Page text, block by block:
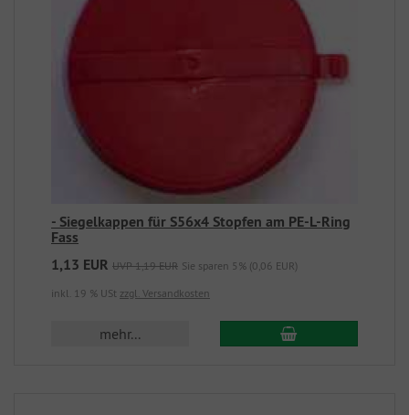
- Siegelkappen für S56x4 Stopfen am PE-L-Ring
Fass
1,13 EUR UVP 1,19 EUR Sie sparen 5% (0,06 EUR)
inkl. 19 % USt zzgl. Versandkosten
mehr...